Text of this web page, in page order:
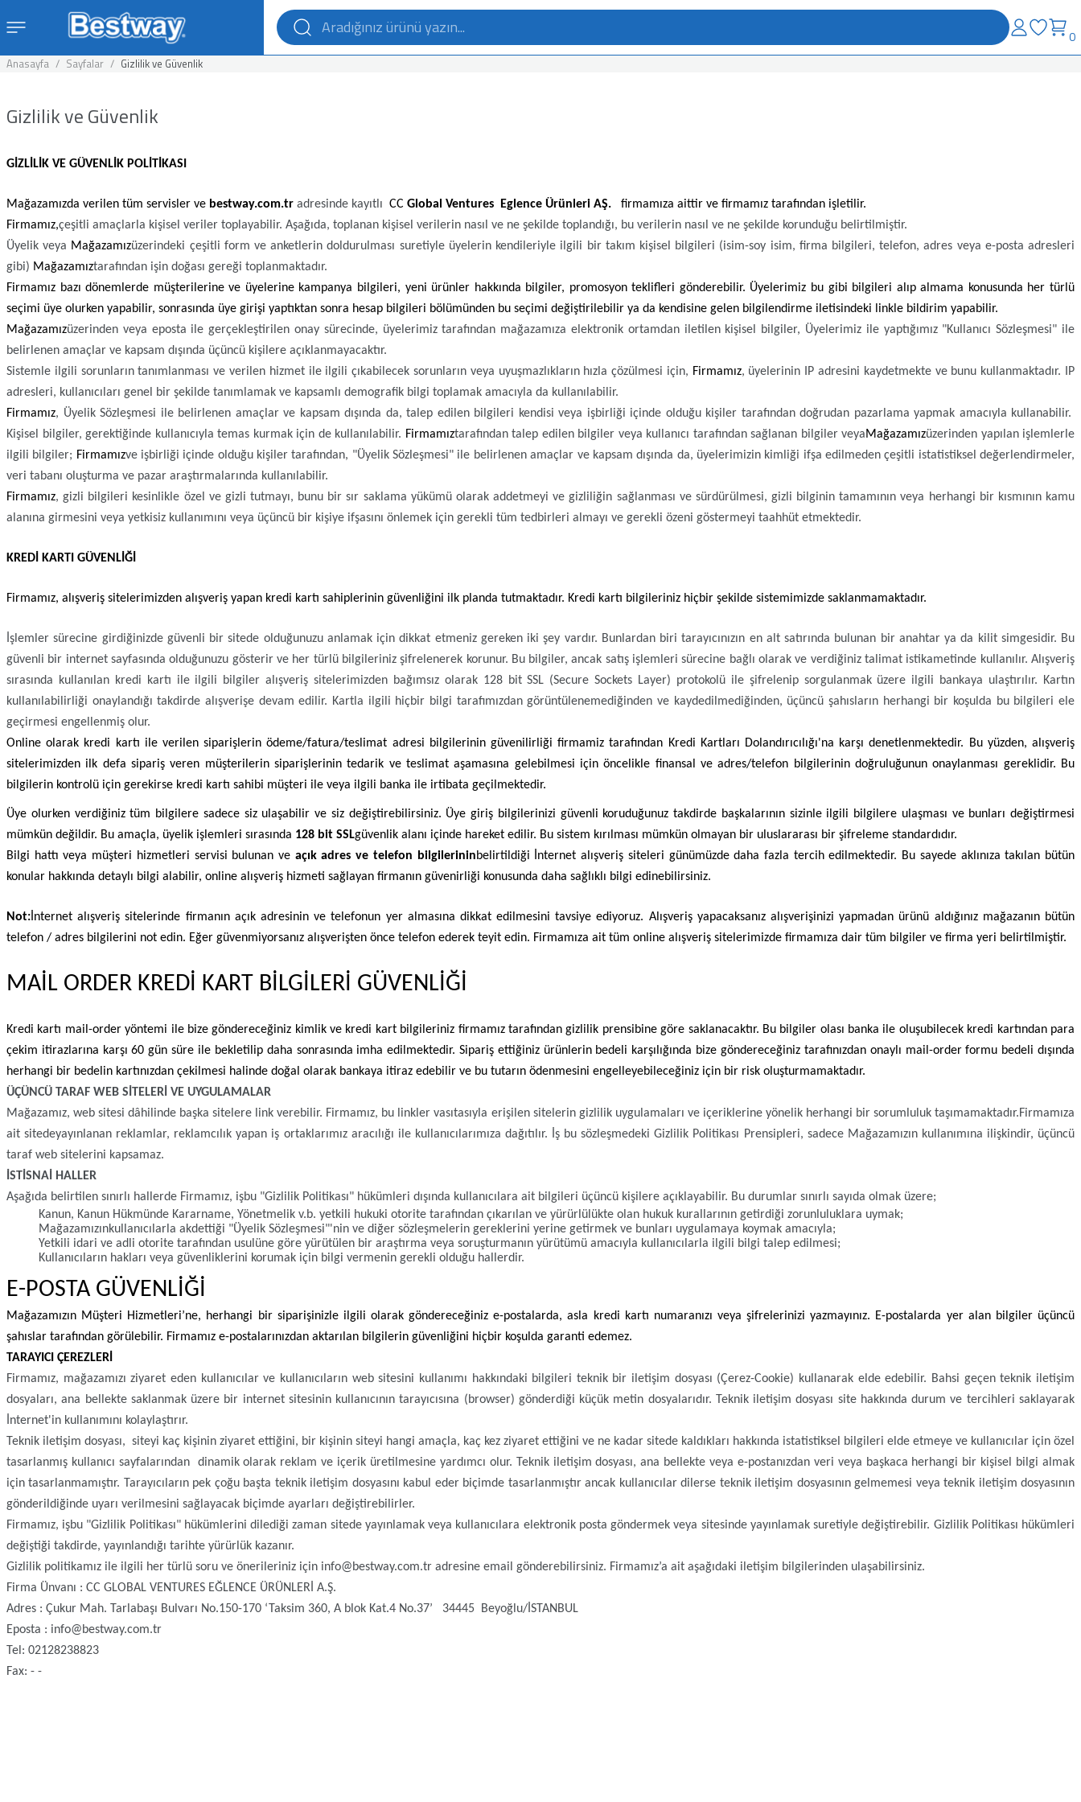
0
Anasayfa Sayfalar Gizlilik ve Güvenlik
Gizlilik ve Güvenlik
GİZLİLİK VE GÜVENLİK POLİTİKASI
Mağazamızda verilen tüm servisler ve bestway.com.tr adresinde kayıtlı CC Global Ventures Eglence Ürünleri AŞ.
firmamıza aittir ve firmamız tarafından işletilir.
Firmamız,çeşitli amaçlarla kişisel veriler toplayabilir. Aşağıda, toplanan kişisel verilerin nasıl ve ne şekilde toplandığı, bu verilerin nasıl ve ne şekilde korunduğu belirtilmiştir.
Üyelik veya Mağazamızüzerindeki çeşitli form ve anketlerin doldurulması suretiyle üyelerin kendileriyle ilgili bir takım kişisel bilgileri (isim-soy isim, firma bilgileri, telefon, adres veya e-posta adresleri
gibi) Mağazamıztarafından işin doğası gereği toplanmaktadır.
Firmamız bazı dönemlerde müşterilerine ve üyelerine kampanya bilgileri, yeni ürünler hakkında bilgiler, promosyon teklifleri gönderebilir. Üyelerimiz bu gibi bilgileri alıp almama konusunda her türlü
seçimi üye olurken yapabilir, sonrasında üye girişi yaptıktan sonra hesap bilgileri bölümünden bu seçimi değiştirilebilir ya da kendisine gelen bilgilendirme iletisindeki linkle bildirim yapabilir.
Mağazamızüzerinden veya eposta ile gerçekleştirilen onay sürecinde, üyelerimiz tarafından mağazamıza elektronik ortamdan iletilen kişisel bilgiler, Üyelerimiz ile yaptığımız "Kullanıcı Sözleşmesi" ile
belirlenen amaçlar ve kapsam dışında üçüncü kişilere açıklanmayacaktır.
Sistemle ilgili sorunların tanımlanması ve verilen hizmet ile ilgili çıkabilecek sorunların veya uyuşmazlıkların hızla çözülmesi için, Firmamız, üyelerinin IP adresini kaydetmekte ve bunu kullanmaktadır. IP
adresleri, kullanıcıları genel bir şekilde tanımlamak ve kapsamlı demografik bilgi toplamak amacıyla da kullanılabilir.
Firmamız, Üyelik Sözleşmesi ile belirlenen amaçlar ve kapsam dışında da, talep edilen bilgileri kendisi veya işbirliği içinde olduğu kişiler tarafından doğrudan pazarlama yapmak amacıyla kullanabilir.
Kişisel bilgiler, gerektiğinde kullanıcıyla temas kurmak için de kullanılabilir. Firmamıztarafından talep edilen bilgiler veya kullanıcı tarafından sağlanan bilgiler veyaMağazamızüzerinden yapılan işlemlerle
ilgili bilgiler; Firmamızve işbirliği içinde olduğu kişiler tarafından, "Üyelik Sözleşmesi" ile belirlenen amaçlar ve kapsam dışında da, üyelerimizin kimliği ifşa edilmeden çeşitli istatistiksel değerlendirmeler,
veri tabanı oluşturma ve pazar araştırmalarında kullanılabilir.
Firmamız, gizli bilgileri kesinlikle özel ve gizli tutmayı, bunu bir sır saklama yükümü olarak addetmeyi ve gizliliğin sağlanması ve sürdürülmesi, gizli bilginin tamamının veya herhangi bir kısmının kamu
alanına girmesini veya yetkisiz kullanımını veya üçüncü bir kişiye ifşasını önlemek için gerekli tüm tedbirleri almayı ve gerekli özeni göstermeyi taahhüt etmektedir.
KREDİ KARTI GÜVENLİĞİ
Firmamız, alışveriş sitelerimizden alışveriş yapan kredi kartı sahiplerinin güvenliğini ilk planda tutmaktadır. Kredi kartı bilgileriniz hiçbir şekilde sistemimizde saklanmamaktadır.
İşlemler sürecine girdiğinizde güvenli bir sitede olduğunuzu anlamak için dikkat etmeniz gereken iki şey vardır. Bunlardan biri tarayıcınızın en alt satırında bulunan bir anahtar ya da kilit simgesidir. Bu
güvenli bir internet sayfasında olduğunuzu gösterir ve her türlü bilgileriniz şifrelenerek korunur. Bu bilgiler, ancak satış işlemleri sürecine bağlı olarak ve verdiğiniz talimat istikametinde kullanılır. Alışveriş
sırasında kullanılan kredi kartı ile ilgili bilgiler alışveriş sitelerimizden bağımsız olarak 128 bit SSL (Secure Sockets Layer) protokolü ile şifrelenip sorgulanmak üzere ilgili bankaya ulaştırılır. Kartın
kullanılabilirliği onaylandığı takdirde alışverişe devam edilir. Kartla ilgili hiçbir bilgi tarafımızdan görüntülenemediğinden ve kaydedilmediğinden, üçüncü şahısların herhangi bir koşulda bu bilgileri ele
geçirmesi engellenmiş olur.
Online olarak kredi kartı ile verilen siparişlerin ödeme/fatura/teslimat adresi bilgilerinin güvenilirliği firmamiz tarafından Kredi Kartları Dolandırıcılığı'na karşı denetlenmektedir. Bu yüzden, alışveriş
sitelerimizden ilk defa sipariş veren müşterilerin siparişlerinin tedarik ve teslimat aşamasına gelebilmesi için öncelikle finansal ve adres/telefon bilgilerinin doğruluğunun onaylanması gereklidir. Bu
bilgilerin kontrolü için gerekirse kredi kartı sahibi müşteri ile veya ilgili banka ile irtibata geçilmektedir.
Üye olurken verdiğiniz tüm bilgilere sadece siz ulaşabilir ve siz değiştirebilirsiniz. Üye giriş bilgilerinizi güvenli koruduğunuz takdirde başkalarının sizinle ilgili bilgilere ulaşması ve bunları değiştirmesi
mümkün değildir. Bu amaçla, üyelik işlemleri sırasında 128 bit SSLgüvenlik alanı içinde hareket edilir. Bu sistem kırılması mümkün olmayan bir uluslararası bir şifreleme standardıdır.
Bilgi hattı veya müşteri hizmetleri servisi bulunan ve açık adres ve telefon bilgilerininbelirtildiği İnternet alışveriş siteleri günümüzde daha fazla tercih edilmektedir. Bu sayede aklınıza takılan bütün
konular hakkında detaylı bilgi alabilir, online alışveriş hizmeti sağlayan firmanın güvenirliği konusunda daha sağlıklı bilgi edinebilirsiniz.
Not: İnternet alışveriş sitelerinde firmanın açık adresinin ve telefonun yer almasına dikkat edilmesini tavsiye ediyoruz. Alışveriş yapacaksanız alışverişinizi yapmadan ürünü aldığınız mağazanın bütün
telefon / adres bilgilerini not edin. Eğer güvenmiyorsanız alışverişten önce telefon ederek teyit edin. Firmamıza ait tüm online alışveriş sitelerimizde firmamıza dair tüm bilgiler ve firma yeri belirtilmiştir.
MAİL ORDER KREDİ KART BİLGİLERİ GÜVENLİĞİ
Kredi kartı mail-order yöntemi ile bize göndereceğiniz kimlik ve kredi kart bilgileriniz firmamız tarafından gizlilik prensibine göre saklanacaktır. Bu bilgiler olası banka ile oluşubilecek kredi kartından para
çekim itirazlarına karşı 60 gün süre ile bekletilip daha sonrasında imha edilmektedir. Sipariş ettiğiniz ürünlerin bedeli karşılığında bize göndereceğiniz tarafınızdan onaylı mail-order formu bedeli dışında
herhangi bir bedelin kartınızdan çekilmesi halinde doğal olarak bankaya itiraz edebilir ve bu tutarın ödenmesini engelleyebileceğiniz için bir risk oluşturmamaktadır.
ÜÇÜNCÜ TARAF WEB SİTELERİ VE UYGULAMALAR
Mağazamız, web sitesi dâhilinde başka sitelere link verebilir. Firmamız, bu linkler vasıtasıyla erişilen sitelerin gizlilik uygulamaları ve içeriklerine yönelik herhangi bir sorumluluk taşımamaktadır.Firmamıza
ait sitedeyayınlanan reklamlar, reklamcılık yapan iş ortaklarımız aracılığı ile kullanıcılarımıza dağıtılır. İş bu sözleşmedeki Gizlilik Politikası Prensipleri, sadece Mağazamızın kullanımına ilişkindir, üçüncü
taraf web sitelerini kapsamaz.
İSTİSNAİ HALLER
Aşağıda belirtilen sınırlı hallerde Firmamız, işbu "Gizlilik Politikası" hükümleri dışında kullanıcılara ait bilgileri üçüncü kişilere açıklayabilir. Bu durumlar sınırlı sayıda olmak üzere;
Kanun, Kanun Hükmünde Kararname, Yönetmelik v.b. yetkili hukuki otorite tarafından çıkarılan ve yürürlülükte olan hukuk kurallarının getirdiği zorunluluklara uymak;
Mağazamızınkullanıcılarla akdettiği "Üyelik Sözleşmesi"'nin ve diğer sözleşmelerin gereklerini yerine getirmek ve bunları uygulamaya koymak amacıyla;
Yetkili idari ve adli otorite tarafından usulüne göre yürütülen bir araştırma veya soruşturmanın yürütümü amacıyla kullanıcılarla ilgili bilgi talep edilmesi;
Kullanıcıların hakları veya güvenliklerini korumak için bilgi vermenin gerekli olduğu hallerdir.
E-POSTA GÜVENLİĞİ
Mağazamızın Müşteri Hizmetleri’ne, herhangi bir siparişinizle ilgili olarak göndereceğiniz e-postalarda, asla kredi kartı numaranızı veya şifrelerinizi yazmayınız. E-postalarda yer alan bilgiler üçüncü
şahıslar tarafından görülebilir. Firmamız e-postalarınızdan aktarılan bilgilerin güvenliğini hiçbir koşulda garanti edemez.
TARAYICI ÇEREZLERİ
Firmamız, mağazamızı ziyaret eden kullanıcılar ve kullanıcıların web sitesini kullanımı hakkındaki bilgileri teknik bir iletişim dosyası (Çerez-Cookie) kullanarak elde edebilir. Bahsi geçen teknik iletişim
dosyaları, ana bellekte saklanmak üzere bir internet sitesinin kullanıcının tarayıcısına (browser) gönderdiği küçük metin dosyalarıdır. Teknik iletişim dosyası site hakkında durum ve tercihleri saklayarak
İnternet'in kullanımını kolaylaştırır.
Teknik iletişim dosyası, siteyi kaç kişinin ziyaret ettiğini, bir kişinin siteyi hangi amaçla, kaç kez ziyaret ettiğini ve ne kadar sitede kaldıkları hakkında istatistiksel bilgileri elde etmeye ve kullanıcılar için özel
tasarlanmış kullanıcı sayfalarından dinamik olarak reklam ve içerik üretilmesine yardımcı olur. Teknik iletişim dosyası, ana bellekte veya e-postanızdan veri veya başkaca herhangi bir kişisel bilgi almak
için tasarlanmamıştır. Tarayıcıların pek çoğu başta teknik iletişim dosyasını kabul eder biçimde tasarlanmıştır ancak kullanıcılar dilerse teknik iletişim dosyasının gelmemesi veya teknik iletişim dosyasının
gönderildiğinde uyarı verilmesini sağlayacak biçimde ayarları değiştirebilirler.
Firmamız, işbu "Gizlilik Politikası" hükümlerini dilediği zaman sitede yayınlamak veya kullanıcılara elektronik posta göndermek veya sitesinde yayınlamak suretiyle değiştirebilir. Gizlilik Politikası hükümleri
değiştiği takdirde, yayınlandığı tarihte yürürlük kazanır.
Gizlilik politikamız ile ilgili her türlü soru ve önerileriniz için info@bestway.com.tr adresine email gönderebilirsiniz. Firmamız’a ait aşağıdaki iletişim bilgilerinden ulaşabilirsiniz.
Firma Ünvanı : CC GLOBAL VENTURES EĞLENCE ÜRÜNLERİ A.Ş.
Adres : Çukur Mah. Tarlabaşı Bulvarı No.150-170 ‘Taksim 360, A blok Kat.4 No.37’ ‬ 34445 Beyoğlu/İSTANBUL
Eposta : info@bestway.com.tr
Tel: 02128238823
Fax: - -